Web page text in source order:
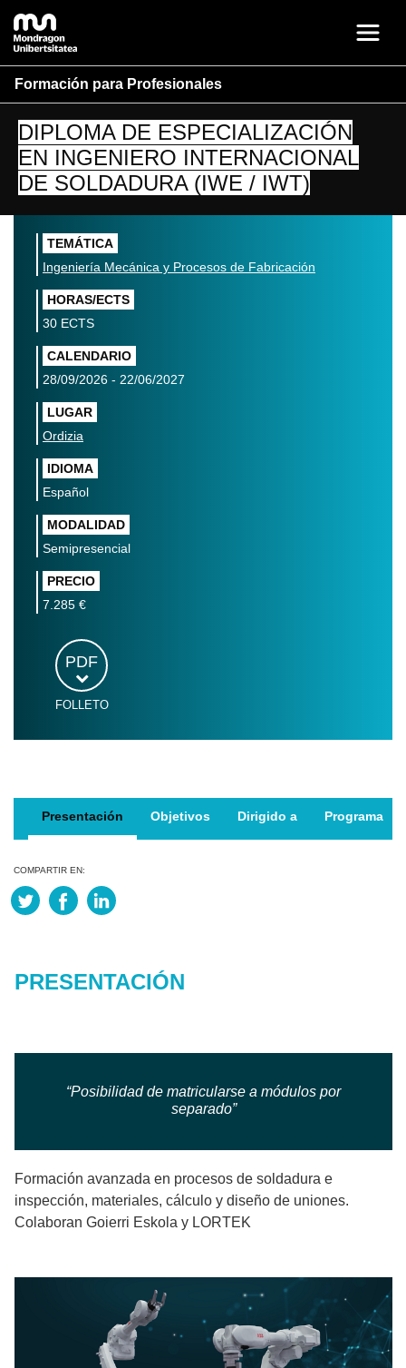
Formación para Profesionales
DIPLOMA DE ESPECIALIZACIÓN
EN INGENIERO INTERNACIONAL
DE SOLDADURA (IWE / IWT)
TEMÁTICA
Ingeniería Mecánica y Procesos de Fabricación
HORAS/ECTS
30 ECTS
CALENDARIO
28/09/2026 - 22/06/2027
LUGAR
Ordizia
IDIOMA
Español
MODALIDAD
Semipresencial
PRECIO
7.285 €
PDF
FOLLETO
Presentación Objetivos Dirigido a Programa
COMPARTIR EN:
PRESENTACIÓN
“Posibilidad de matricularse a módulos por
separado”
Formación avanzada en procesos de soldadura e
inspección, materiales, cálculo y diseño de uniones.
Colaboran Goierri Eskola y LORTEK